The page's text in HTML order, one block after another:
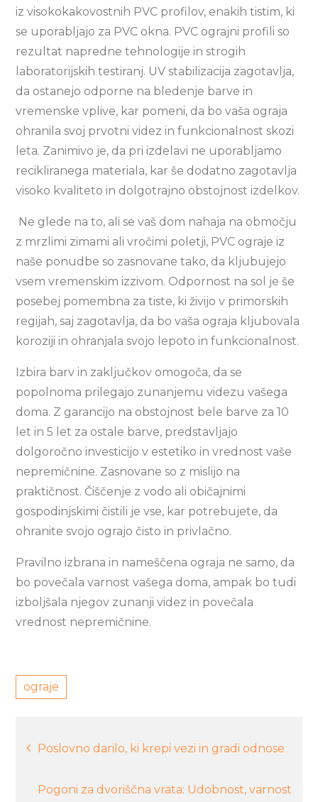
iz visokokakovostnih PVC profilov, enakih tistim, ki
se uporabljajo za PVC okna. PVC ograjni profili so
rezultat napredne tehnologije in strogih
laboratorijskih testiranj. UV stabilizacija zagotavlja,
da ostanejo odporne na bledenje barve in
vremenske vplive, kar pomeni, da bo vaša ograja
ohranila svoj prvotni videz in funkcionalnost skozi
leta. Zanimivo je, da pri izdelavi ne uporabljamo
recikliranega materiala, kar še dodatno zagotavlja
visoko kvaliteto in dolgotrajno obstojnost izdelkov.
Ne glede na to, ali se vaš dom nahaja na območju
z mrzlimi zimami ali vročimi poletji, PVC ograje iz
naše ponudbe so zasnovane tako, da kljubujejo
vsem vremenskim izzivom. Odpornost na sol je še
posebej pomembna za tiste, ki živijo v primorskih
regijah, saj zagotavlja, da bo vaša ograja kljubovala
koroziji in ohranjala svojo lepoto in funkcionalnost.
Izbira barv in zaključkov omogoča, da se
popolnoma prilegajo zunanjemu videzu vašega
doma. Z garancijo na obstojnost bele barve za 10
let in 5 let za ostale barve, predstavljajo
dolgoročno investicijo v estetiko in vrednost vaše
nepremičnine. Zasnovane so z mislijo na
praktičnost. Čiščenje z vodo ali običajnimi
gospodinjskimi čistili je vse, kar potrebujete, da
ohranite svojo ograjo čisto in privlačno.
Pravilno izbrana in nameščena ograja ne samo, da
bo povečala varnost vašega doma, ampak bo tudi
izboljšala njegov zunanji videz in povečala
vrednost nepremičnine.
ograje
Navigacija
prispevka
Poslovno darilo, ki krepi vezi in gradi odnose
Pogoni za dvoriščna vrata: Udobnost, varnost